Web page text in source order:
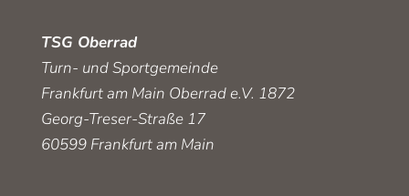
TSG Oberrad
Turn- und Sportgemeinde
Frankfurt am Main Oberrad e.V. 1872
Georg-Treser-Straße 17
60599 Frankfurt am Main